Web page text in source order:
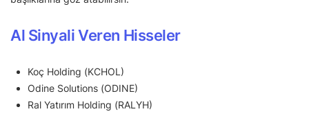
Al Sinyali Veren Hisseler
Koç Holding (KCHOL)
Odine Solutions (ODINE)
Ral Yatırım Holding (RALYH)